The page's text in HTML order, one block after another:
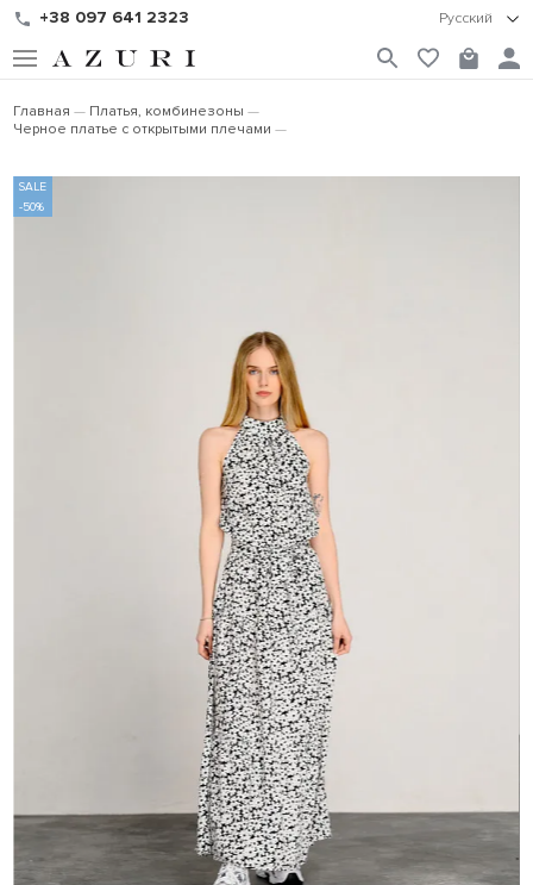
+38 097 641 2323 Русский
Главная
Платья, комбинезоны
Черное платье с открытыми плечами